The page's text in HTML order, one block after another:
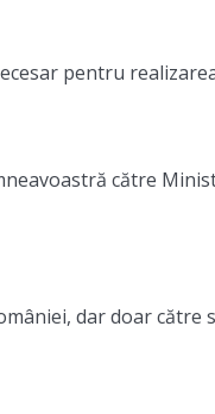
pentru
către
dar doar